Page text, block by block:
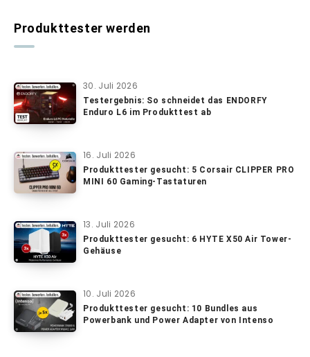
Produkttester werden
30. Juli 2026
Testergebnis: So schneidet das ENDORFY
Enduro L6 im Produkttest ab
16. Juli 2026
Produkttester gesucht: 5 Corsair CLIPPER PRO
MINI 60 Gaming-Tastaturen
13. Juli 2026
Produkttester gesucht: 6 HYTE X50 Air Tower-
Gehäuse
10. Juli 2026
Produkttester gesucht: 10 Bundles aus
Powerbank und Power Adapter von Intenso